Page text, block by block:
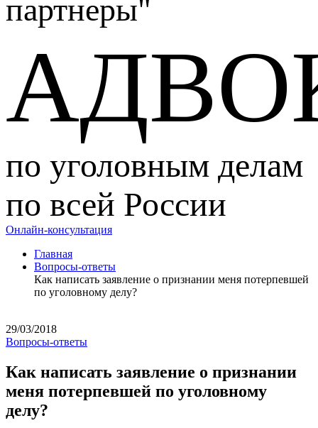
партнеры"
по уголовным делам
по всей России
Онлайн-консультация
Главная
Вопросы-ответы
Как написать заявление о признании меня потерпевшей
по уголовному делу?
29/03/2018
Вопросы-ответы
Как написать заявление о признании
меня потерпевшей по уголовному
делу?